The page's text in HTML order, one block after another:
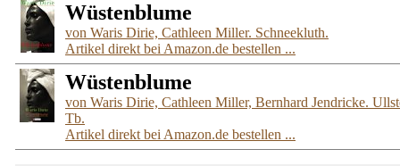
Wüstenblume
von Waris Dirie, Cathleen Miller. Schneekluth.
Artikel direkt bei Amazon.de bestellen ...
Wüstenblume
von Waris Dirie, Cathleen Miller, Bernhard Jendricke.
Tb.
Artikel direkt bei Amazon.de bestellen ...